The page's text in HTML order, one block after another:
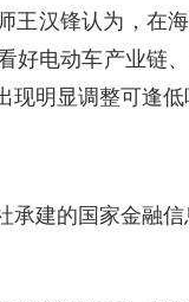
王汉锋认为，在
好电动车产业链
明显调整可逢低
承建的国家金融